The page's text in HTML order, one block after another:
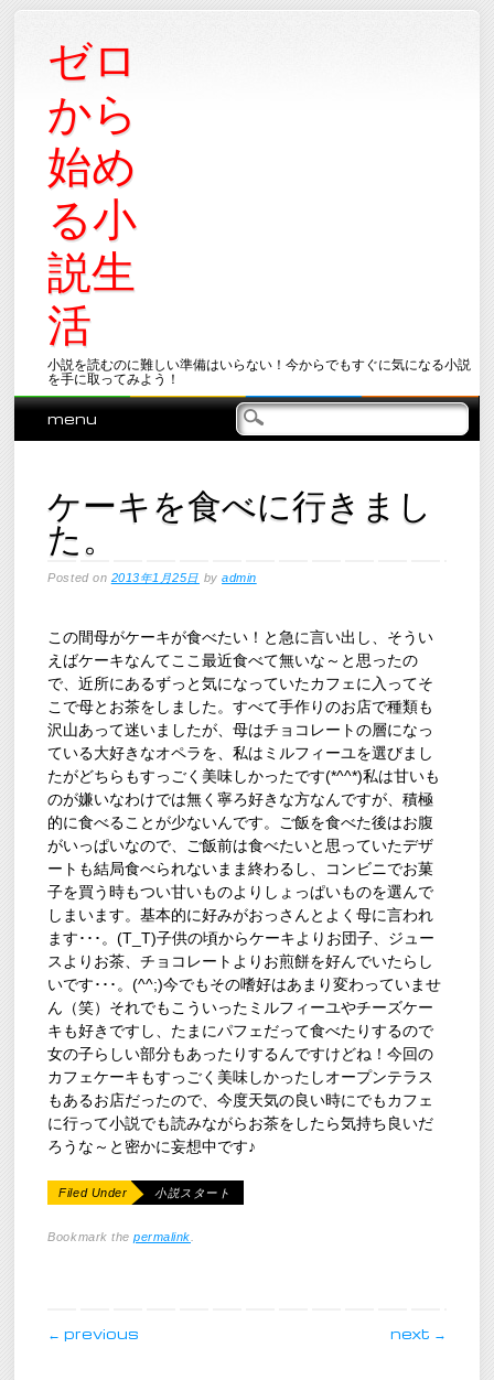
ゼロ
から
始め
る小
説生
活
小説を読むのに難しい準備はいらない！今からでもすぐに気になる小説
を手に取ってみよう！
Main menu
Skip
menu
ケーキを食べに行きまし
た。
Posted on 2013年1月25日 byadmin
この間母がケーキが食べたい！と急に言い出し、そうい
えばケーキなんてここ最近食べて無いな～と思ったの
で、近所にあるずっと気になっていたカフェに入ってそ
こで母とお茶をしました。すべて手作りのお店で種類も
沢山あって迷いましたが、母はチョコレートの層になっ
ている大好きなオペラを、私はミルフィーユを選びまし
たがどちらもすっごく美味しかったです(*^^*)私は甘いも
のが嫌いなわけでは無く寧ろ好きな方なんですが、積極
的に食べることが少ないんです。ご飯を食べた後はお腹
がいっぱいなので、ご飯前は食べたいと思っていたデザ
ートも結局食べられないまま終わるし、コンビニでお菓
子を買う時もつい甘いものよりしょっぱいものを選んで
しまいます。基本的に好みがおっさんとよく母に言われ
ます･･･。(T_T)子供の頃からケーキよりお団子、ジュー
スよりお茶、チョコレートよりお煎餅を好んでいたらし
いです･･･。(^^;)今でもその嗜好はあまり変わっていませ
ん（笑）それでもこういったミルフィーユやチーズケー
キも好きですし、たまにパフェだって食べたりするので
女の子らしい部分もあったりするんですけどね！今回の
カフェケーキもすっごく美味しかったしオープンテラス
もあるお店だったので、今度天気の良い時にでもカフェ
に行って小説でも読みながらお茶をしたら気持ち良いだ
ろうな～と密かに妄想中です♪
Filed Under 小説スタート
Bookmark thepermalink.
post navigation
← previous next →